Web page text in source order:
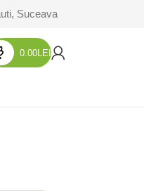
Suceava
0.00LEI